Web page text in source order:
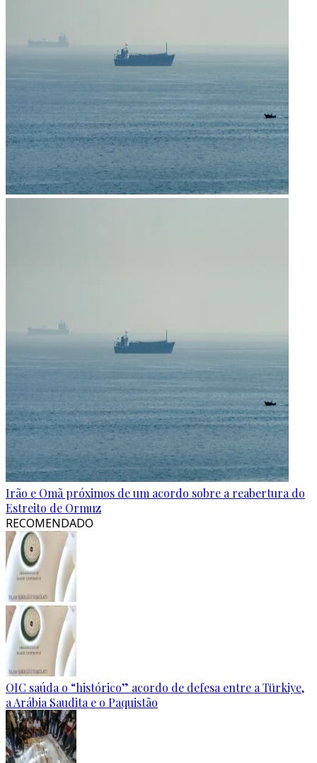
Irão e Omã próximos de um acordo sobre a reabertura do
Estreito de Ormuz
RECOMENDADO
OIC saúda o “histórico” acordo de defesa entre a Türkiye,
a Arábia Saudita e o Paquistão